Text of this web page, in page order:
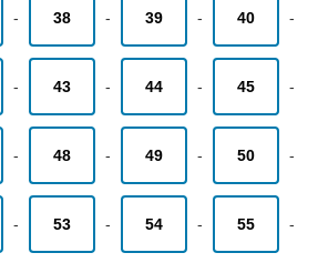
- 38 - 39 - 40 -
- 43 - 44 - 45 -
- 48 - 49 - 50 -
- 53 - 54 - 55 -